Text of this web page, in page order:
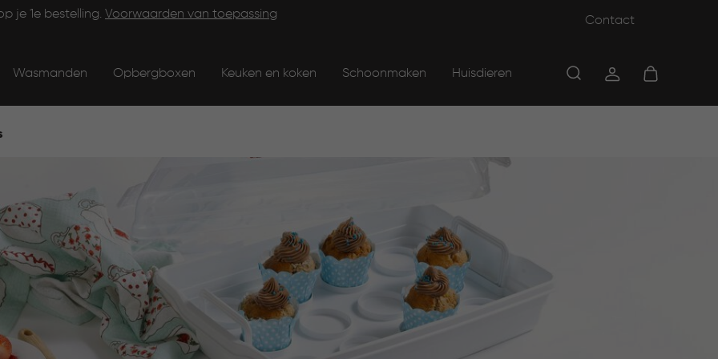
je 1e bestelling. Voorwaarden van toepassing Contact
Wasmanden Opbergboxen Keuken en koken Schoonmaken Huisdieren